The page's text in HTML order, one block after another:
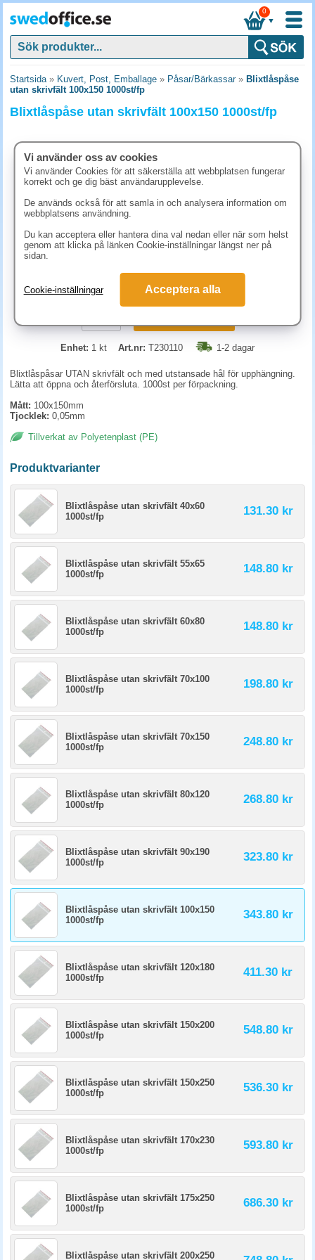
▼
0
Startsida» Kuvert, Post, Emballage » Påsar/Bärkassar» Blixtlåspåse
utan skrivfält 100x150 1000st/fp
Blixtlåspåse utan skrivfält 100x150 1000st/fp
343.80 kr (inkl. moms)
Enhet: 1 kt Art.nr: T230110 1-2 dagar
Blixtlåspåsar UTAN skrivfält och med utstansade hål för upphängning.
Lätta att öppna och återförsluta. 1000st per förpackning.
Mått: 100x150mm
Tjocklek: 0,05mm
Tillverkat av Polyetenplast (PE)
Produktvarianter
Blixtlåspåse utan skrivfält 40x60
1000st/fp
131.30 kr
Blixtlåspåse utan skrivfält 55x65
1000st/fp
148.80 kr
Blixtlåspåse utan skrivfält 60x80
1000st/fp
148.80 kr
Blixtlåspåse utan skrivfält 70x100
1000st/fp
198.80 kr
Blixtlåspåse utan skrivfält 70x150
1000st/fp
248.80 kr
Blixtlåspåse utan skrivfält 80x120
1000st/fp
268.80 kr
Blixtlåspåse utan skrivfält 90x190
1000st/fp
323.80 kr
Blixtlåspåse utan skrivfält 100x150
1000st/fp
343.80 kr
Blixtlåspåse utan skrivfält 120x180
1000st/fp
411.30 kr
Blixtlåspåse utan skrivfält 150x200
1000st/fp
548.80 kr
Blixtlåspåse utan skrivfält 150x250
1000st/fp
536.30 kr
Blixtlåspåse utan skrivfält 170x230
1000st/fp
593.80 kr
Blixtlåspåse utan skrivfält 175x250
1000st/fp
686.30 kr
Blixtlåspåse utan skrivfält 200x250
Vi använder oss av cookies
Vi använder Cookies för att säkerställa att webbplatsen fungerar
korrekt och ge dig bäst användarupplevelse.
De används också för att samla in och analysera information om
webbplatsens användning.
Du kan acceptera eller hantera dina val nedan eller när som helst
genom att klicka på länken Cookie-inställningar längst ner på
sidan.
Cookie-inställningar Acceptera alla